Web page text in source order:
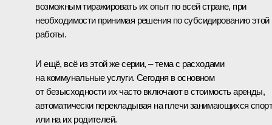
возможным тиражировать их опыт по всей стране, при
необходимости принимая решения по субсидированию этой
работы.
И ещё, всё из этой же серии, – тема с расходами
на коммунальные услуги. Сегодня в основном
от безысходности их часто включают в стоимость аренды,
автоматически перекладывая на плечи занимающихся
или на их родителей.